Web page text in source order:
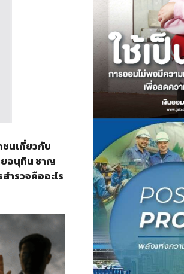
ชนเกี่ยวกับ
ยอนุทิน ชาญ
ำรวจคืออะไร